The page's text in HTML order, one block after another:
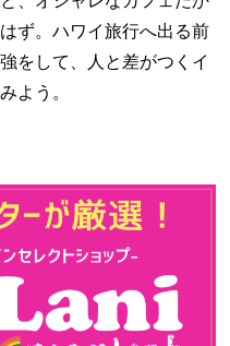
ず。ハワイ旅行へ出る前
をして、人と差がつくイ
よう。